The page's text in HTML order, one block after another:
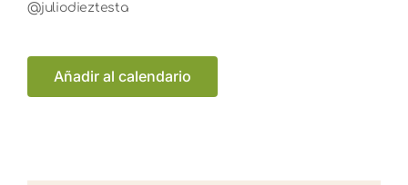
@juliodieztesta
Añadir al calendario